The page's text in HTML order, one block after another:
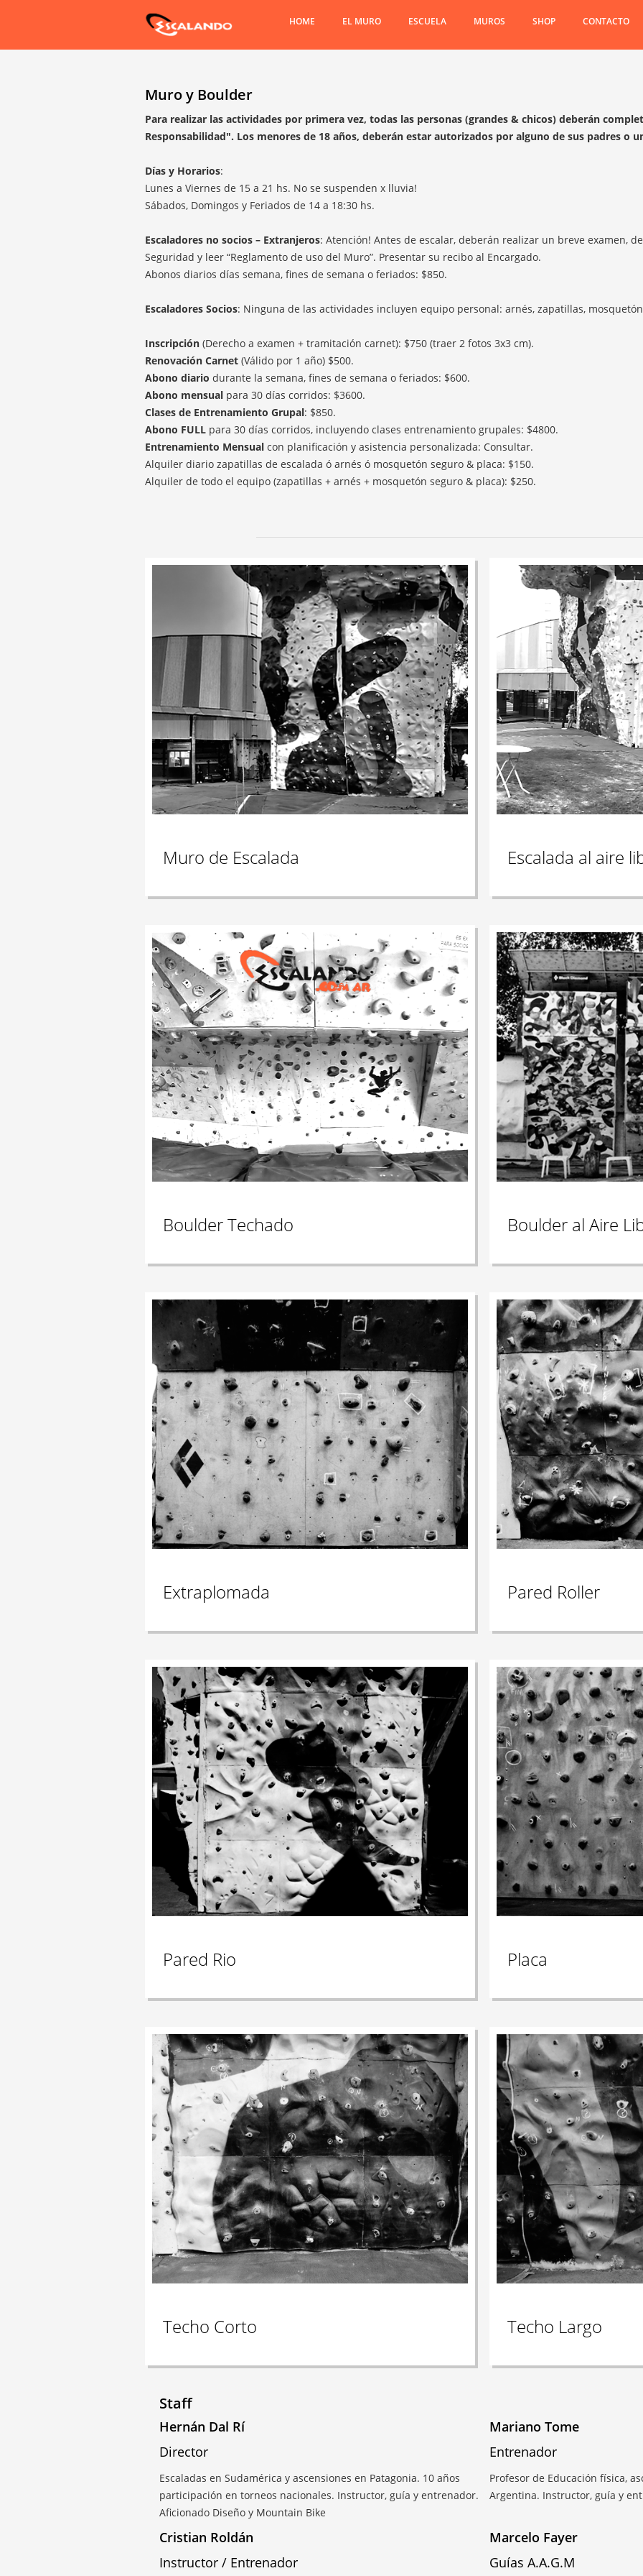
HOME EL MURO ESCUELA MUROS SHOP CONTACTO
Muro y Boulder
Para realizar las actividades por primera vez, todas las personas (grandes & chicos) deberán
Responsabilidad". Los menores de 18 años, deberán estar autorizados por alguno de sus padres o
Días y Horarios:
Lunes a Viernes de 15 a 21 hs. No se suspenden x lluvia!
Sábados, Domingos y Feriados de 14 a 18:30 hs.
Escaladores no socios – Extranjeros: Atención! Antes de escalar, deberán realizar un breve examen,
Seguridad y leer “Reglamento de uso del Muro”. Presentar su recibo al Encargado.
Abonos diarios días semana, fines de semana o feriados: $850.
Escaladores Socios: Ninguna de las actividades incluyen equipo personal: arnés, zapatillas,
Inscripción (Derecho a examen + tramitación carnet): $750 (traer 2 fotos 3x3 cm).
Renovación Carnet (Válido por 1 año) $500.
Abono diario durante la semana, fines de semana o feriados: $600.
Abono mensual para 30 días corridos: $3600.
Clases de Entrenamiento Grupal: $850.
Abono FULL para 30 días corridos, incluyendo clases entrenamiento grupales: $4800.
Entrenamiento Mensual con planificación y asistencia personalizada: Consultar.
Alquiler diario zapatillas de escalada ó arnés ó mosquetón seguro & placa: $150.
Alquiler de todo el equipo (zapatillas + arnés + mosquetón seguro & placa): $250.
Muro de Escalada Escalada al aire
Boulder Techado Boulder al Aire
Extraplomada Pared Roller
Pared Rio Placa
Techo Corto Techo Largo
Staff
Hernán Dal Rí
Director
Escaladas en Sudamérica y ascensiones en Patagonia. 10 años
participación en torneos nacionales. Instructor, guía y entrenador.
Aficionado Diseño y Mountain Bike
Mariano Tome
Entrenador
Profesor de Educación física,
Argentina. Instructor, guía y
Cristian Roldán
Instructor / Entrenador
Marcelo Fayer
Guías A.A.G.M